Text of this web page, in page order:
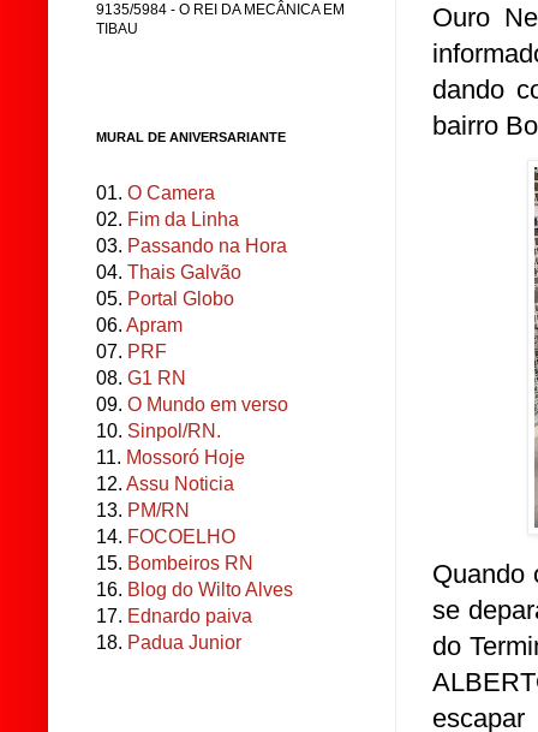
Ouro
dando
bairro
Quando
se
do
9135/5984 - O REI DA MECÂNICA EM
TIBAU
MURAL DE ANIVERSARIANTE
01. O Camera
02. Fim da Linha
03. Passando na Hora
04. Thais Galvão
05. Portal Globo
06. Apram
07. PRF
08. G1 RN
09. O Mundo em verso
10. Sinpol/RN.
11. Mossoró Hoje
12. Assu Noticia
13. PM/RN
14. FOCOELHO
15. Bombeiros RN
16. Blog do Wilto Alves
17. Ednardo paiva
18. Padua Junior